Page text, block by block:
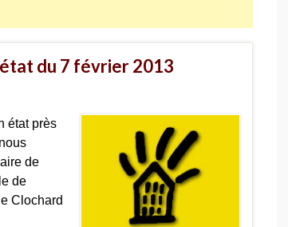
état du 7 février 2013
état près
de
de
Clochard